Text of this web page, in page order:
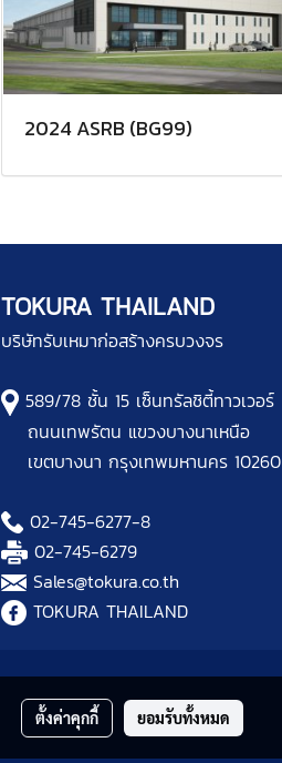
2024 ASRB (BG99)
TOKURA THAILAND
บริษัทรับเหมาก่อสร้างครบวงจร
589/78 ชั้น 15 เซ็นทรัลชิตี้ทาวเวอร์
ถนนเทพรัตน แขวงบางนาเหนือ
เขตบางนา กรุงเทพมหานคร 10260
02-745-6277-8
02-745-6279
Sales@tokura.co.th
TOKURA THAILAND
ตั้งค่าคุกกี้ ยอมรับทั้งหมด